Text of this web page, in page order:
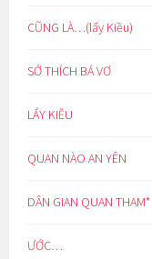
CŨNG LÀ…(lẩy Kiều)
SỞ THÍCH BÁ VƠ
LẨY KIỀU
QUAN NÀO AN YÊN
DÂN GIAN QUAN THAM*
ƯỚC…